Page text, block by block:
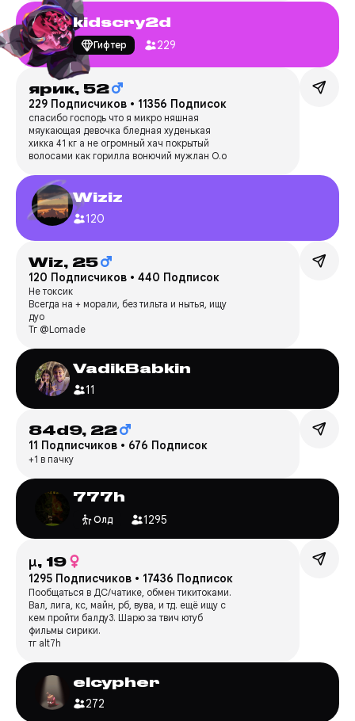
kidscry2d
Гифтер 229
ярик, 52
229 Подписчиков • 11356 Подписок
спасибо господь что я микро няшная
мяукающая девочка бледная худенькая
хикка 41 кг а не огромный хач покрытый
волосами как горилла вонючий мужлан О.о
Wiziz
120
Wiz, 25
120 Подписчиков • 440 Подписок
Не токсик
Всегда на + морали, без тильта и нытья, ищу
дуо
Тг @Lomade
VadikBabkin
11
84d9, 22
11 Подписчиков • 676 Подписок
+1 в пачку
777h
Олд 1295
μ, 19
1295 Подписчиков • 17436 Подписок
Пообщаться в ДС/чатике, обмен тикитоками.
Вал, лига, кс, майн, рб, вува, и тд. ещё ищу с
кем пройти балду3. Шарю за твич ютуб
фильмы сирики.
тг alt7h
elcypher
272